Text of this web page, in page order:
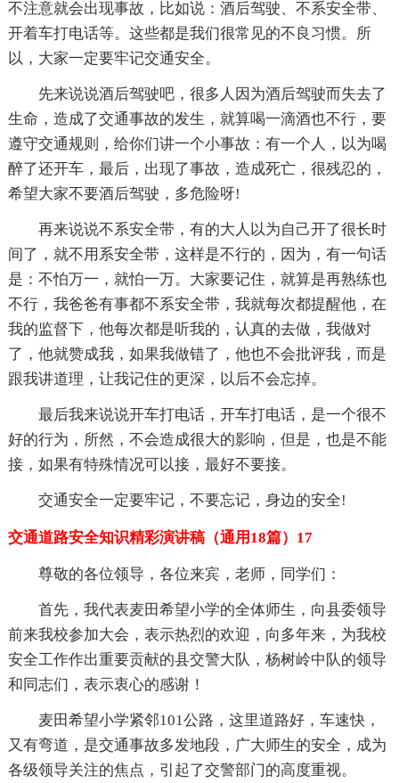
不注意就会出现事故，比如说：酒后驾驶、不系安全带、
开着车打电话等。这些都是我们很常见的不良习惯。所
以，大家一定要牢记交通安全。
先来说说酒后驾驶吧，很多人因为酒后驾驶而失去了
生命，造成了交通事故的发生，就算喝一滴酒也不行，要
遵守交通规则，给你们讲一个小事故：有一个人，以为喝
醉了还开车，最后，出现了事故，造成死亡，很残忍的，
希望大家不要酒后驾驶，多危险呀!
再来说说不系安全带，有的大人以为自己开了很长时
间了，就不用系安全带，这样是不行的，因为，有一句话
是：不怕万一，就怕一万。大家要记住，就算是再熟练也
不行，我爸爸有事都不系安全带，我就每次都提醒他，在
我的监督下，他每次都是听我的，认真的去做，我做对
了，他就赞成我，如果我做错了，他也不会批评我，而是
跟我讲道理，让我记住的更深，以后不会忘掉。
最后我来说说开车打电话，开车打电话，是一个很不
好的行为，所然，不会造成很大的影响，但是，也是不能
接，如果有特殊情况可以接，最好不要接。
交通安全一定要牢记，不要忘记，身边的安全!
交通道路安全知识精彩演讲稿（通用18篇）17
尊敬的各位领导，各位来宾，老师，同学们：
首先，我代表麦田希望小学的全体师生，向县委领导
前来我校参加大会，表示热烈的欢迎，向多年来，为我校
安全工作作出重要贡献的县交警大队，杨树岭中队的领导
和同志们，表示衷心的感谢！
麦田希望小学紧邻101公路，这里道路好，车速快，
又有弯道，是交通事故多发地段，广大师生的安全，成为
各级领导关注的焦点，引起了交警部门的高度重视。